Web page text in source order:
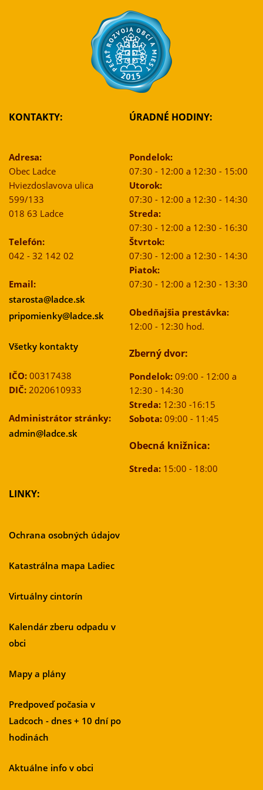
KONTAKTY:
Adresa:
Obec Ladce
Hviezdoslavova ulica
599/133
018 63 Ladce
Telefón:
042 - 32 142 02
Email:
starosta@ladce.sk
pripomienky@ladce.sk
Všetky kontakty
IČO: 00317438
DIČ: 2020610933
Administrátor stránky:
admin@ladce.sk
ÚRADNÉ HODINY:
Pondelok:
07:30 - 12:00 a 12:30 - 15:00
Utorok:
07:30 - 12:00 a 12:30 - 14:30
Streda:
07:30 - 12:00 a 12:30 - 16:30
Štvrtok:
07:30 - 12:00 a 12:30 - 14:30
Piatok:
07:30 - 12:00 a 12:30 - 13:30
Obedňajšia prestávka:
12:00 - 12:30 hod.
Zberný dvor:
Pondelok:09:00 - 12:00 a
12:30 - 14:30
Streda:12:30 -16:15
Sobota:09:00 - 11:45
Obecná knižnica:
Streda:15:00 - 18:00
LINKY:
Ochrana osobných údajov
Katastrálna mapa Ladiec
Virtuálny cintorín
Kalendár zberu odpadu v
obci
Mapy a plány
Predpoveď počasia v
Ladcoch - dnes + 10 dní po
hodinách
Aktuálne info v obci